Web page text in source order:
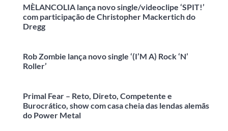
MÈLANCOLIA lança novo single/videoclipe ‘SPIT!’
com participação de Christopher Mackertich do
Dregg
Rob Zombie lança novo single ‘(I’M A) Rock ‘N’
Roller’
Primal Fear – Reto, Direto, Competente e
Burocrático, show com casa cheia das lendas alemãs
do Power Metal